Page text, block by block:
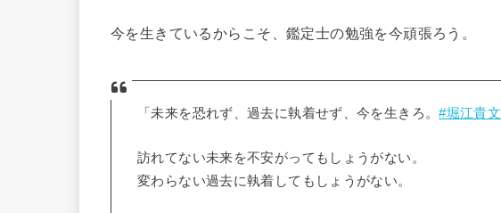
今を生きているからこそ、鑑定士の勉強を今頑張ろう。
「未来を恐れず、過去に執着せず、今を生きろ。#堀江貴文
訪れてない未来を不安がってもしょうがない。
変わらない過去に執着してもしょうがない。